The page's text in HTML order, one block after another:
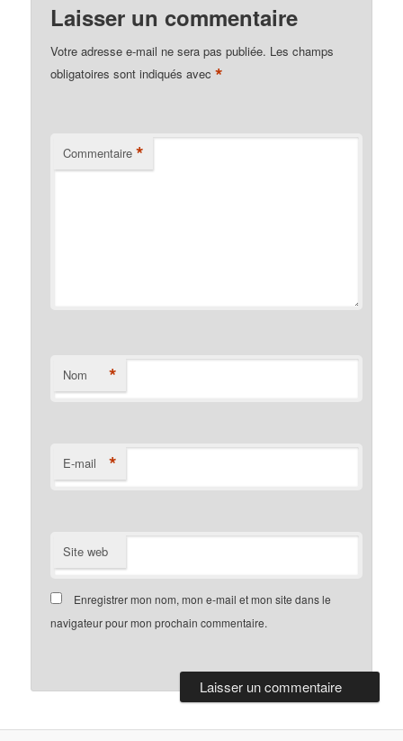
Laisser un commentaire
Votre adresse e-mail ne sera pas publiée. Les champs
obligatoires sont indiqués avec*
Commentaire *
Nom *
E-mail *
Site web
Enregistrer mon nom, mon e-mail et mon site dans le
navigateur pour mon prochain commentaire.